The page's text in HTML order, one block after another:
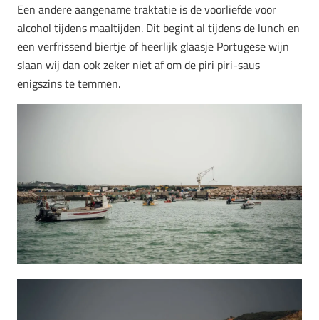
Een andere aangename traktatie is de voorliefde voor
alcohol tijdens maaltijden. Dit begint al tijdens de lunch en
een verfrissend biertje of heerlijk glaasje Portugese wijn
slaan wij dan ook zeker niet af om de piri piri-saus
enigszins te temmen.